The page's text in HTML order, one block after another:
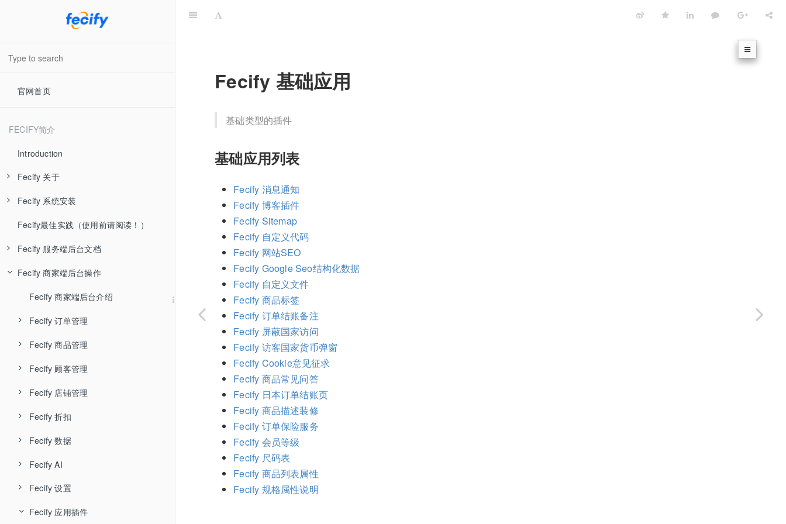
官网首页
FECIFY简介
Introduction
Fecify 关于
Fecify 系统介绍
Fecify 视频教学
Fecify 最新发布
Fecify AI知识库
Fecify 系统安装
Fecify 准备工作
Fecify 环境配置-手动
Fecify 环境配置-宝塔
Fecify 系统安装
Fecify系统自启动配置
Fecify ssl
Fecify 宝塔中如何开启下载器
Fecify 安装，升级问题
Fecify最佳实践（使用前请阅读！）
Fecify 服务端后台文档
Fecify 用户管理
Fecify 店铺管理
Fecify 应用管理
Fecify 升级授权
Fecify 系统设置
Fecify 店铺防关联
Fecify 账户体系
Fecify 商家端后台操作
Fecify 商家端后台介绍
Fecify 订单管理
Fecify 待处理订单
Fecify 待处理订单列表和导出
Fecify 订单取消
Fecify 订单发货
Fecify 订单收货
Fecify 发起订单售后
Fecify 未完成订单
Fecify 未完成订单列表
Fecify 订单召回邮件
Fecify 售后订单
Fecify 售后-退款退货
Fecify 商品管理
Fecify 商品管理
Fecify 商品专辑
Fecify 商品回收站
Fecify 商品导入导出
Fecify 顾客管理
Fecify 顾客列表
Fecify 顾客留言
Fecify 店铺管理
Fecify 店铺主题装修
Fecify 店铺装修详细
Fecify 菜单导航
Fecify 自定义页面
Fecify URL重定向
Fecify 折扣
Fecify 优惠券
Fecify 数据
Fecify 订单分析
Fecify 商品分析
Fecify 顾客统计
Fecify AI
Fecify AI智能体
Fecify 网站体检
Fecify 设置
Fecify 基础设置
Fecify 应用插件
Fecify 基础应用
基础类型的插件
基础应用列表
Fecify 消息通知
Fecify 博客插件
Fecify Sitemap
Fecify 自定义代码
Fecify 网站SEO
Fecify Google Seo结构化数据
Fecify 自定义文件
Fecify 商品标签
Fecify 订单结账备注
Fecify 屏蔽国家访问
Fecify 访客国家货币弹窗
Fecify Cookie意见征求
Fecify 商品常见问答
Fecify 日本订单结账页
Fecify 商品描述装修
Fecify 订单保险服务
Fecify 会员等级
Fecify 尺码表
Fecify 商品列表属性
Fecify 规格属性说明